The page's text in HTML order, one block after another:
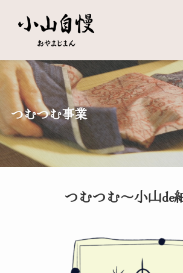
つむつむ事業
つむつむ～小山de